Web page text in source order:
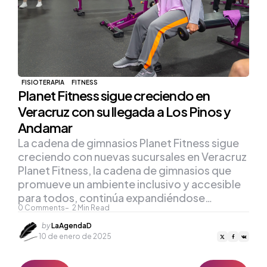
FISIOTERAPIA FITNESS
Planet Fitness sigue creciendo en
Veracruz con su llegada a Los Pinos y
Andamar
0 Comments 2 Min Read
La cadena de gimnasios Planet Fitness sigue
creciendo con nuevas sucursales en Veracruz
Planet Fitness, la cadena de gimnasios que
promueve un ambiente inclusivo y accesible
para todos, continúa expandiéndose…
Posted
by
byLaAgendaD
10 de enero de 2025